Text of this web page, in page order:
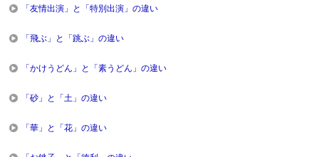
「友情出演」と「特別出演」の違い
「飛ぶ」と「跳ぶ」の違い
「かけうどん」と「素うどん」の違い
「砂」と「土」の違い
「華」と「花」の違い